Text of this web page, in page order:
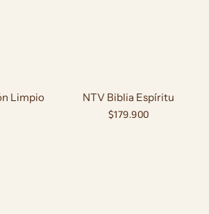
Limpio NTV Biblia Espíritu
Precio
$179.900